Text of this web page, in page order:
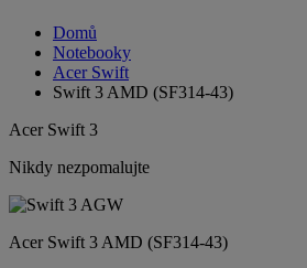
Domů
Notebooky
Acer Swift
Swift 3 AMD (SF314-43)
Acer Swift 3
Nikdy nezpomalujte
Acer Swift 3 AMD (SF314-43)